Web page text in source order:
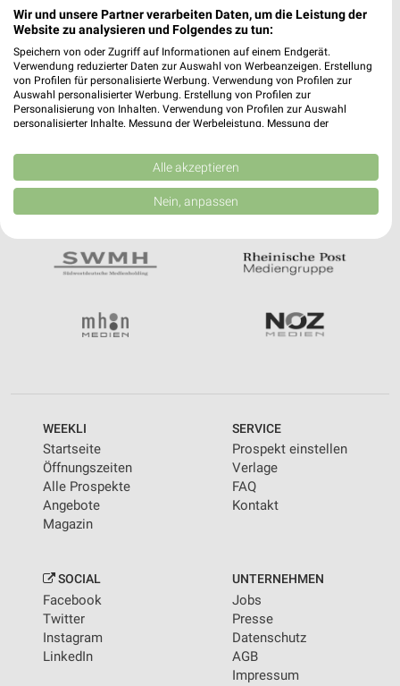
Jetzt kostenlos laden
Prospekte App für Android
Prospekte App für iOS
Kostenlos im App Store erhältlich
WEEKLI
Startseite
Öffnungszeiten
Alle Prospekte
Angebote
Magazin
SERVICE
Prospekt einstellen
Verlage
FAQ
Kontakt
SOCIAL
Facebook
Twitter
Instagram
LinkedIn
UNTERNEHMEN
Jobs
Presse
Datenschutz
AGB
Impressum
Wir und unsere Partner verarbeiten Daten, um die Leistung der
Website zu analysieren und Folgendes zu tun:
Speichern von oder Zugriff auf Informationen auf einem Endgerät.
Verwendung reduzierter Daten zur Auswahl von Werbeanzeigen. Erstellung
von Profilen für personalisierte Werbung. Verwendung von Profilen zur
Auswahl personalisierter Werbung. Erstellung von Profilen zur
Personalisierung von Inhalten. Verwendung von Profilen zur Auswahl
personalisierter Inhalte. Messung der Werbeleistung. Messung der
Kombinationen von Daten aus verschiedenen Quellen. Entwicklung und
Verbesserung der Angebote. Verwendung reduzierter Daten zur Auswahl
von Inhalten.
Daten können außerhalb der Europäischen Union weitergegeben und in die
Website/App.
Partnerliste anzeigen (1 IAB-Anbieter)
IAB-Verarbeitungszwecke:
Speichern von oder Zugriff auf Informationen
Erstellung von Profilen für personalisierte
Werbung
Verwendung von Profilen zur Auswahl
personalisierter Werbung
Verwendung von Profilen zur Auswahl
personalisierter Inhalte
Messung der Werbeleistung
Alle akzeptieren
Nein, anpassen